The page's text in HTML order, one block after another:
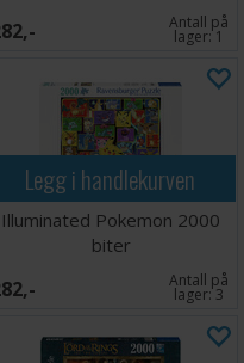
Antall på
lager:1
Legg i handlekurven
Illuminated Pokemon 2000
biter
Antall på
lager:3